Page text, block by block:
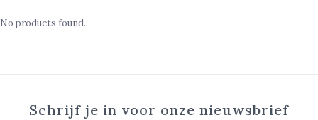
No products found...
Schrijf je in voor onze nieuwsbrief